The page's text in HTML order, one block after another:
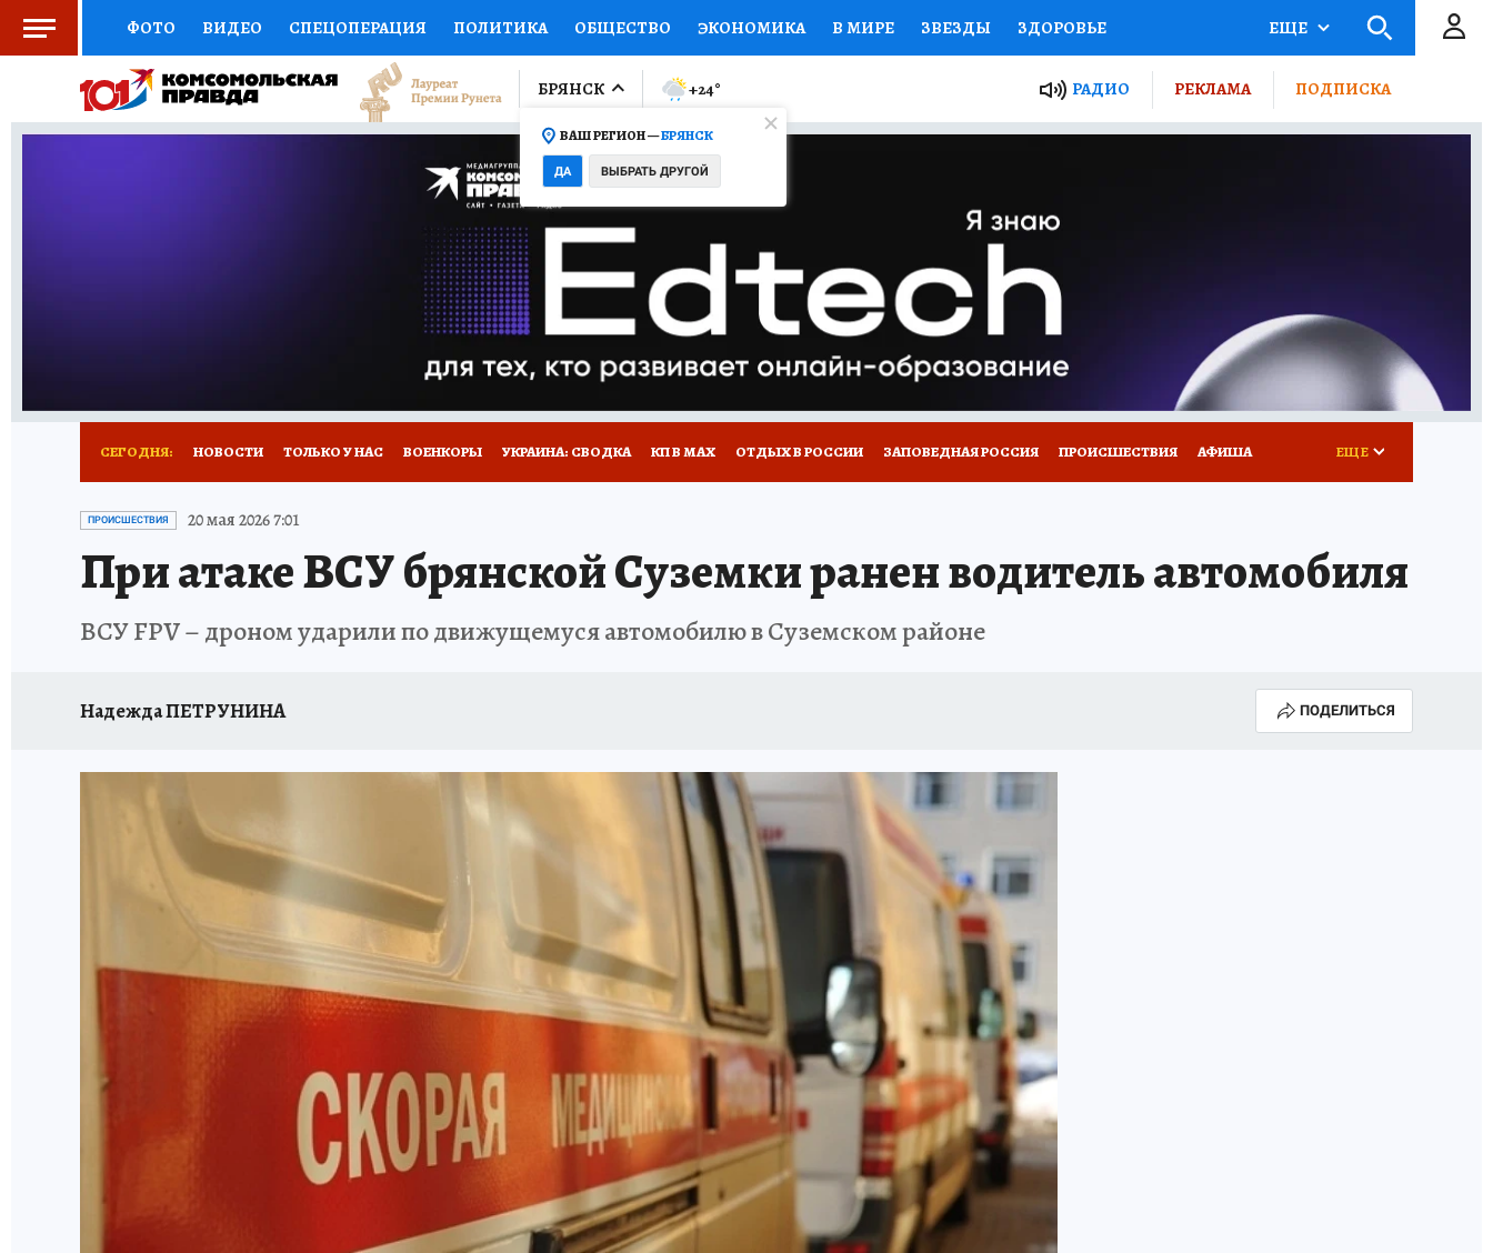
ФОТО ВИДЕО СПЕЦОПЕРАЦИЯ ПОЛИТИКА ОБЩЕСТВО ЭКОНОМИКА В МИРЕ ЗВЕЗДЫ ЗДОРОВЬЕ
СОЦПОДДЕРЖКА НАУКА СПОРТ КОЛУМНИСТЫ ПРОИСШЕСТВИЯ НАЦИОНАЛЬНЫЕ ПРОЕКТЫ РОССИИ
ВЫБОР ЭКСПЕРТОВ ДОКТОР ФИНАНСЫ ОТКРЫВАЕМ МИР Я ЗНАЮ СЕМЬЯ ЖЕНСКИЕ СЕКРЕТЫ ПУТЕВОДИТЕЛЬ
ПРОГНОЗЫ НА СПОРТ ПРОМОКОДЫ СЕРИАЛЫ
ТЕЛЕВИЗОР КОЛЛЕКЦИИ КОНКУРСЫ ГИД ПОТРЕБИТЕЛЯ
НОВОЕ НА САЙТЕ
ЕЩЕ
БРЯНСК
ВАШ РЕГИОН —БРЯНСК
ДА ВЫБРАТЬ ДРУГОЙ
+24° РАДИО РЕКЛАМА ПОДПИСКА
СЕГОДНЯ: НОВОСТИ ТОЛЬКО У НАС ВОЕНКОРЫ УКРАИНА: СВОДКА КП В МАХ ОТДЫХ В РОССИИ ЗАПОВЕДНАЯ РОССИЯ ПРОИСШЕСТВИЯ АФИША
ИСПЫТАНО НА СЕБЕ
ЕЩЕ
ПРОИСШЕСТВИЯ 20 мая 2026 7:01
При атаке ВСУ брянской Суземки ранен водитель автомобиля
ВСУ FPV – дроном ударили по движущемуся автомобилю в Суземском районе
Надежда ПЕТРУНИНА ПОДЕЛИТЬСЯ